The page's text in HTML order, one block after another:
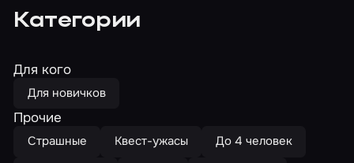
Категории
Для кого
Для новичков
Прочие
Страшные Квест-ужасы
До 4 человек